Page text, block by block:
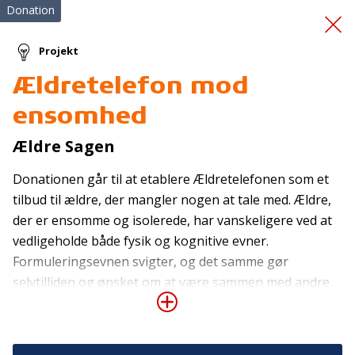
Samtale/netværksgrupp
Donation
Projekt
Ældretelefon mod
ensomhed
Ældre Sagen
Donationen går til at etablere Ældretelefonen som et
tilbud til ældre, der mangler nogen at tale med. Ældre,
der er ensomme og isolerede, har vanskeligere ved at
vedligeholde både fysik og kognitive evner.
Formuleringsevnen svigter, og det samme gør
selvtilliden og ønsket om at være sammen med andre.
Længerevarende ensomhed øger samtidig risikoen for
og det forringer livstilfredsheden. Hos Ældre Sagen
Tilmeld nyhedsbrev
De seneste nyheder om TrygFondens og TryghedsGruppens